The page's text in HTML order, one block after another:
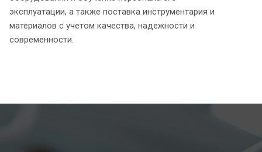
эксплуатации, а также поставка инструментария и
материалов с учетом качества, надежности и
современности.